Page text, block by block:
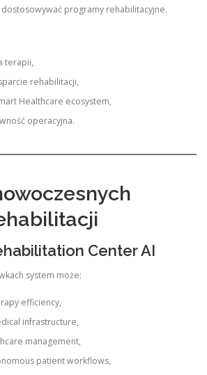
programy rehabilitacyjne.
terapii,
rehabilitacji,
Healthcare ecosystem,
operacyjna.
Center AI
system może:
efficiency,
infrastructure,
management,
patient workflows,